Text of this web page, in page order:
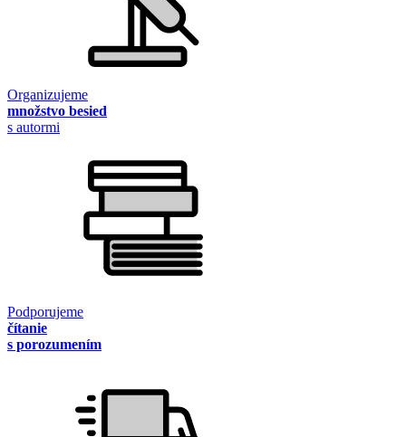
Organizujeme
množstvo besied
s autormi
Podporujeme
čítanie
s porozumením